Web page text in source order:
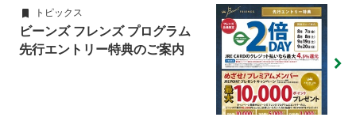
トピックス
ビーンズ フレンズ プログラム
先行エントリー特典のご案内